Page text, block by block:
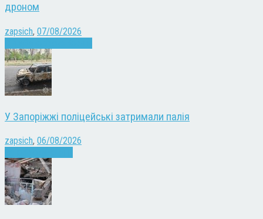
дроном
zapsich, 07/08/2026
У Запоріжжі поліцейські затримали палія
zapsich, 06/08/2026